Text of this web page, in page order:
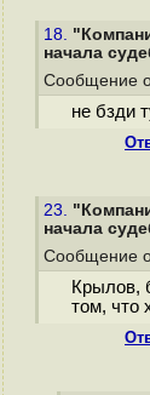
18.
начала
Сообщение
не бзди
23.
начала
Сообщение
Крылов,
том, что